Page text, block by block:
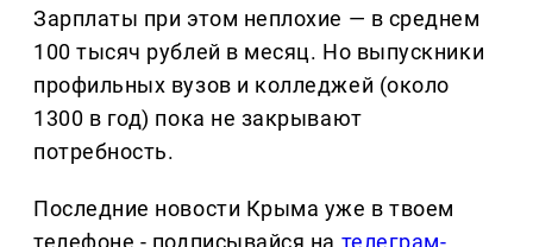
Зарплаты при этом неплохие — в среднем
100 тысяч рублей в месяц. Но выпускники
профильных вузов и колледжей (около
1300 в год) пока не закрывают
потребность.
Последние новости Крыма уже в твоем